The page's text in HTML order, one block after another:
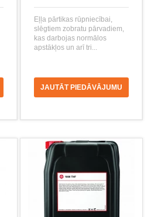
Eļļa pārtikas rūpniecībai,
slēgtiem zobratu pārvadiem,
kas darbojas normālos
apstākļos un arī tri...
JAUTĀT PIEDĀVĀJUMU